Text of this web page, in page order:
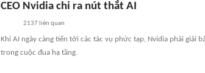
CEO Nvidia chỉ ra nút thắt AI
2137liên quan
Khi AI ngày càng tiến tới các tác vụ phức tạp, Nvidia phải giải
trong cuộc đua hạ tầng.